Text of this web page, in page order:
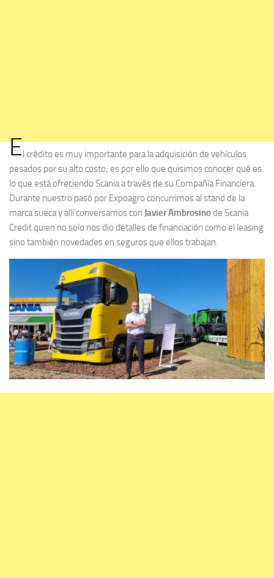
El crédito es muy importante para la adquisición de vehículos
pesados por su alto costo; es por ello que quisimos conocer qué es
lo que está ofreciendo Scania a través de su Compañía Financiera.
Durante nuestro pasó por Expoagro concurrimos al stand de la
marca sueca y allí conversamos con Javier Ambrosinode Scania
Credit quien no solo nos dio detalles de financiación como el leasing
sino también novedades en seguros que ellos trabajan.